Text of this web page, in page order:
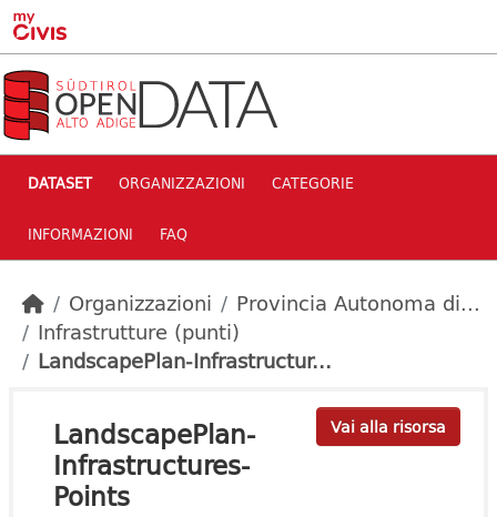
Skip to main content
DATASET ORGANIZZAZIONI CATEGORIE
INFORMAZIONI FAQ
Organizzazioni
Provincia Autonoma di...
Infrastrutture (punti)
LandscapePlan-Infrastructur...
Vai alla risorsa
LandscapePlan-
Infrastructures-
Points